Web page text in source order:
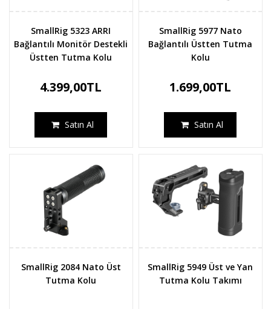
SmallRig 5323 ARRI
Bağlantılı Monitör Destekli
Üstten Tutma Kolu
4.399,00TL
Satın Al
SmallRig 5977 Nato
Bağlantılı Üstten Tutma
Kolu
1.699,00TL
Satın Al
SmallRig 2084 Nato Üst
Tutma Kolu
SmallRig 5949 Üst ve Yan
Tutma Kolu Takımı